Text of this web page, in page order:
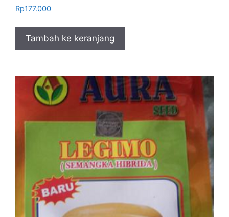
Rp177.000
Tambah ke keranjang